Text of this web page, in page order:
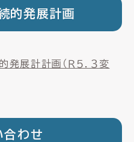
的発展計画
展計計画（Ｒ５．３変
合わせ